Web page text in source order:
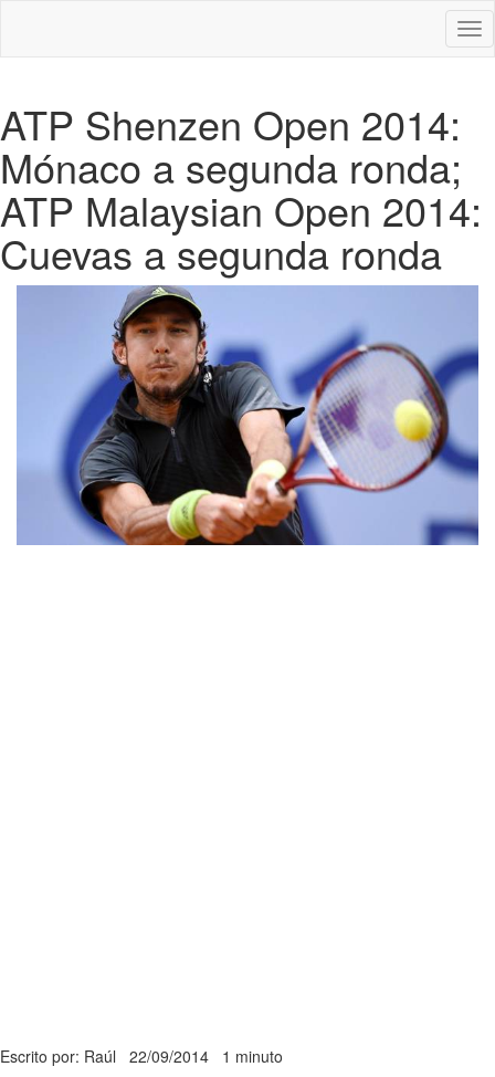
ATP Shenzen Open 2014:
Mónaco a segunda ronda;
ATP Malaysian Open 2014:
Cuevas a segunda ronda
Escrito por: Raúl 22/09/2014 1 minuto